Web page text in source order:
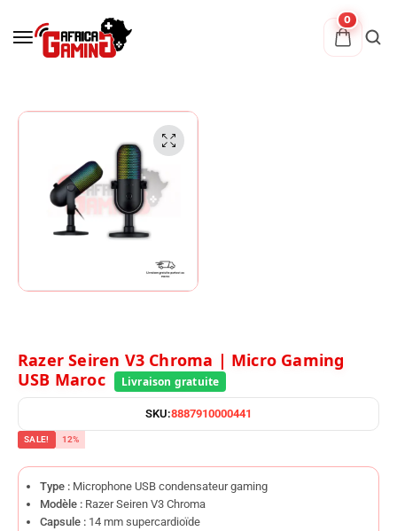
0
Razer Seiren V3 Chroma | Micro Gaming
USB Maroc
SKU:8887910000441
SALE! 12%
Type : Microphone USB condensateur gaming
Modèle : Razer Seiren V3 Chroma
Capsule : 14 mm supercardioïde